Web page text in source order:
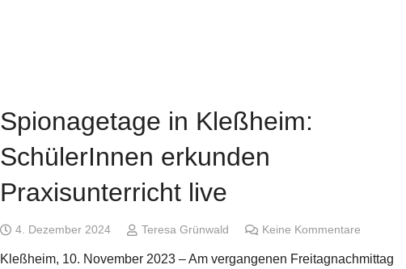
Spionagetage in Kleßheim:
SchülerInnen erkunden
Praxisunterricht live
4. Dezember 2024 Teresa Grünwald Keine Kommentare
Kleßheim, 10. November 2023 – Am vergangenen Freitagnachmittag